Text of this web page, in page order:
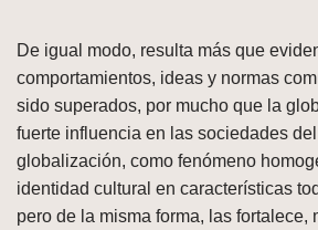
De igual modo, resulta más que
comportamientos, ideas y normas
sido superados, por mucho que la
fuerte influencia en las sociedades
globalización, como fenómeno
identidad cultural en características
pero de la misma forma, las fortalece,